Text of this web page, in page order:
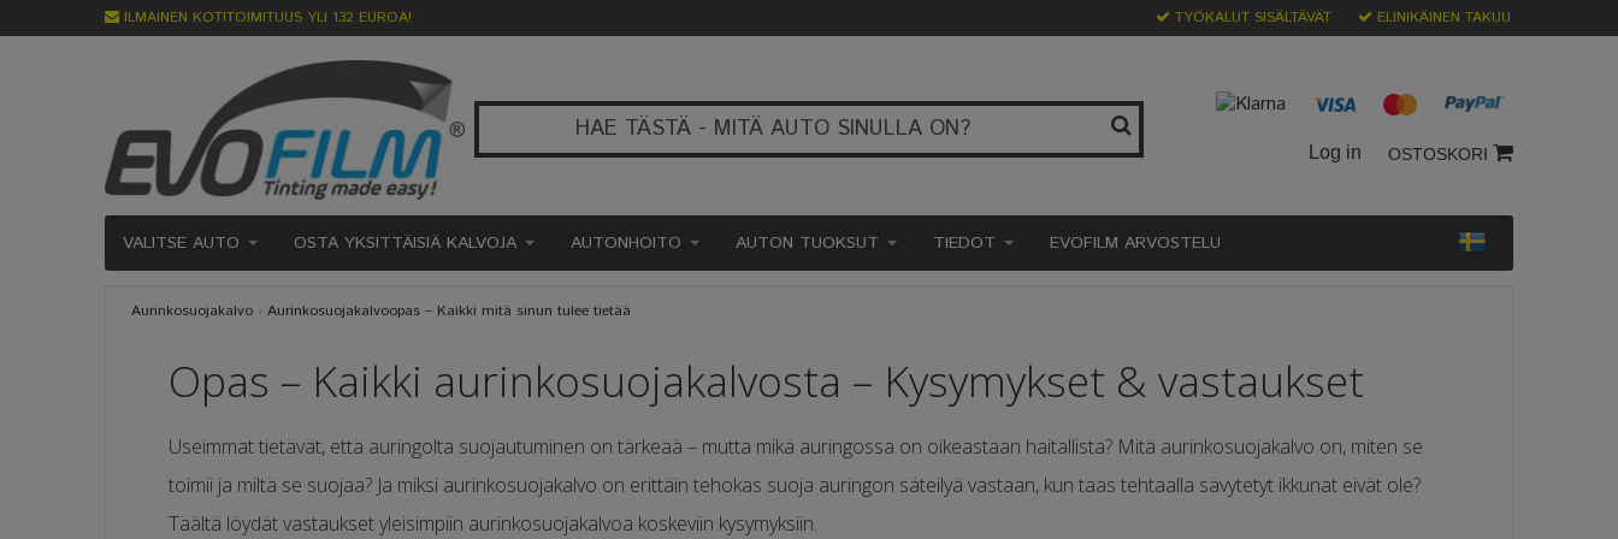
ILMAINEN KOTITOIMITUUS YLI 132 EUROA! TYÖKALUT SISÄLTÄVÄT ELINIKÄINEN TAKUU
Log in OSTOSKORI
VALITSE AUTO OSTA YKSITTÄISIÄ KALVOJA AUTONHOITO AUTON TUOKSUT TIEDOT EVOFILM ARVOSTELU
Aurinkosuojakalvo › Aurinkosuojakalvoopas – Kaikki mitä sinun tulee tietää
Opas – Kaikki aurinkosuojakalvosta – Kysymykset & vastaukset
Useimmat tietävät, että auringolta suojautuminen on tärkeää – mutta mikä auringossa on oikeastaan haitallista? Mitä aurinkosuojakalvo on, miten se
toimii ja miltä se suojaa? Ja miksi aurinkosuojakalvo on erittäin tehokas suoja auringon säteilyä vastaan, kun taas tehtaalla sävytetyt ikkunat eivät ole?
Täältä löydät vastaukset yleisimpiin aurinkosuojakalvoa koskeviin kysymyksiin.